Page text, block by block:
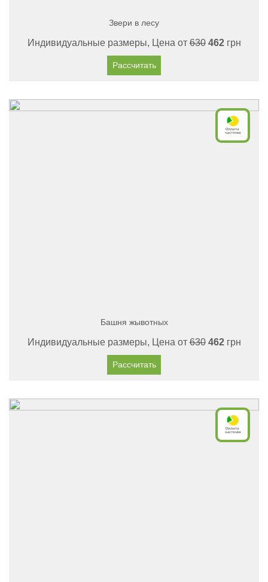
Звери в лесу
Индивидуальные размеры, Цена от630 462грн
Рассчитать
Башня жывотных
Индивидуальные размеры, Цена от630 462грн
Рассчитать